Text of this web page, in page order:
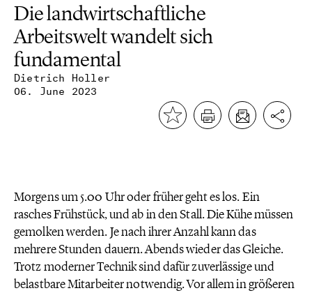
Dietrich Holler
06. June 2023
Die landwirtschaftliche
Arbeitswelt wandelt sich
fundamental
Morgens um 5.00 Uhr oder früher geht es los. Ein
rasches Frühstück, und ab in den Stall. Die Kühe müssen
gemolken werden. Je nach ihrer Anzahl kann das
mehrere Stunden dauern. Abends wieder das Gleiche.
Trotz moderner Technik sind dafür zuverlässige und
belastbare Mitarbeiter notwendig. Vor allem in größeren